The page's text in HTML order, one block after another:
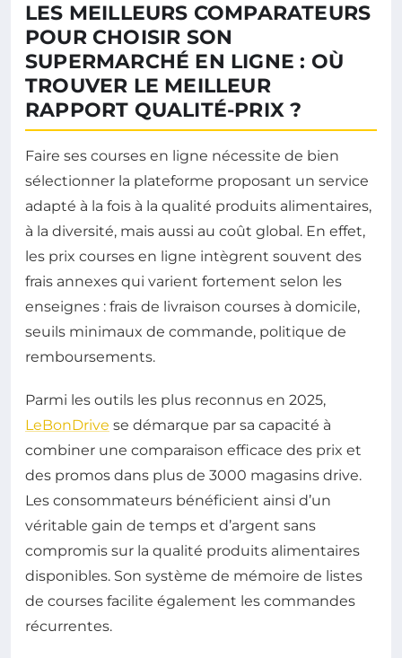
LES MEILLEURS COMPARATEURS
POUR CHOISIR SON
SUPERMARCHÉ EN LIGNE : OÙ
TROUVER LE MEILLEUR
RAPPORT QUALITÉ-PRIX ?
Faire ses courses en ligne nécessite de bien
sélectionner la plateforme proposant un service
adapté à la fois à la qualité produits alimentaires,
à la diversité, mais aussi au coût global. En effet,
les prix courses en ligne intègrent souvent des
frais annexes qui varient fortement selon les
enseignes : frais de livraison courses à domicile,
seuils minimaux de commande, politique de
remboursements.
Parmi les outils les plus reconnus en 2025,
LeBonDrive se démarque par sa capacité à
combiner une comparaison efficace des prix et
des promos dans plus de 3000 magasins drive.
Les consommateurs bénéficient ainsi d’un
véritable gain de temps et d’argent sans
compromis sur la qualité produits alimentaires
disponibles. Son système de mémoire de listes
de courses facilite également les commandes
récurrentes.